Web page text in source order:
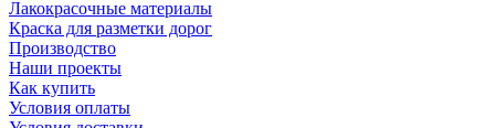
Лакокрасочные материалы
Краска для разметки дорог
Производство
Наши проекты
Как купить
Условия оплаты